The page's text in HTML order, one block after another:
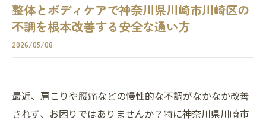
整体とボディケアで神奈川県川崎市川崎区の
不調を根本改善する安全な通い方
2026/05/08
最近、肩こりや腰痛などの慢性的な不調がなかなか改善
されず、お困りではありませんか？特に神奈川県川崎市